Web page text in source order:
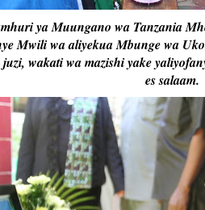
ya Muungano wa Tanzania
Mwili wa aliyekua Mbunge wa
wakati wa mazishi yake
es salaam.